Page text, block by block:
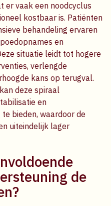
er vaak een noodcyclus
kostbaar is. Patiënten
behandeling ervaren
en
situatie leidt tot hogere
verlengde
kans op terugval.
deze spiraal
en
bieden, waardoor de
uiteindelijk lager
de